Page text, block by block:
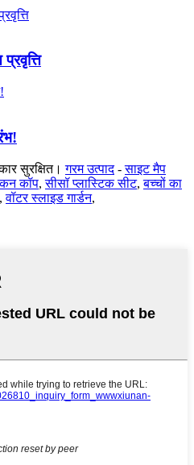
सुरक्षित। गरम उत्पाद-साइट मैप
कॉप,सीसॉ प्लास्टिक सीट,बच्चों का
,वॉटर स्लाइड गार्डन,